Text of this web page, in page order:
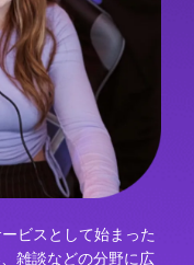
ビスとして始まった
雑談などの分野に広